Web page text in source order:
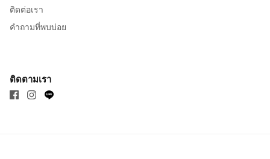
ติดต่อเรา
คำถามที่พบบ่อย
ติดตามเรา